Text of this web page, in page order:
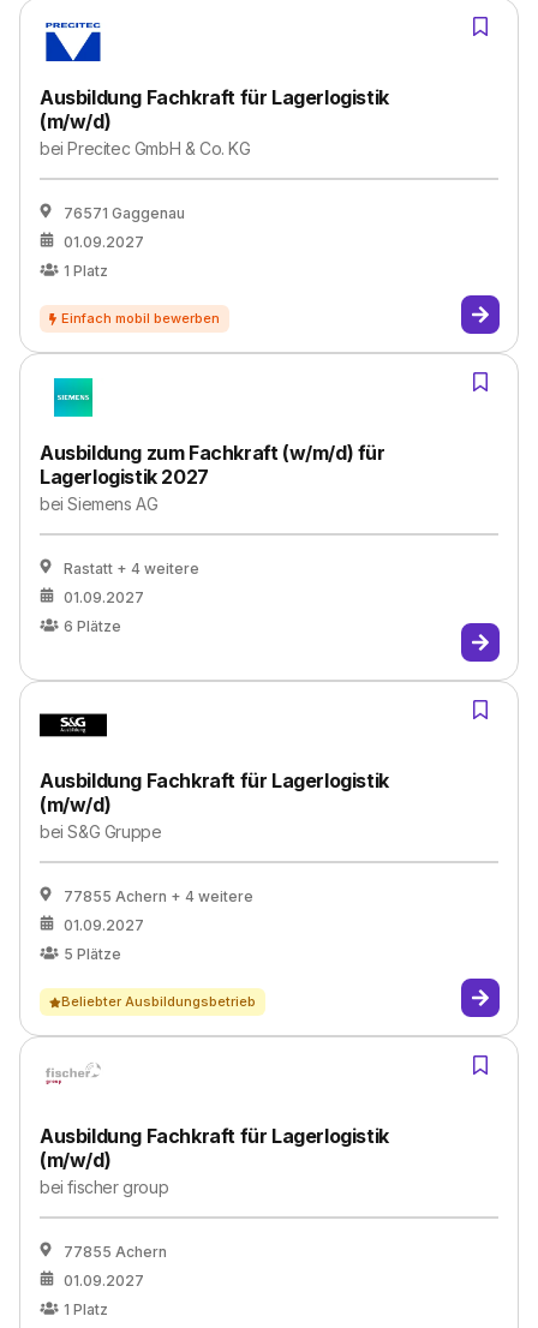
Ausbildung Fachkraft für Lagerlogistik
(m/w/d)
beiPrecitec GmbH & Co. KG
76571 Gaggenau
01.09.2027
1 Platz
Ausbildung zum Fachkraft (w/m/d) für
Lagerlogistik 2027
beiSiemens AG
Rastatt + 4 weitere
01.09.2027
6 Plätze
Ausbildung Fachkraft für Lagerlogistik
(m/w/d)
beiS&G Gruppe
77855 Achern + 4 weitere
01.09.2027
5 Plätze
Beliebter Ausbildungsbetrieb
Ausbildung Fachkraft für Lagerlogistik
(m/w/d)
beifischer group
77855 Achern
01.09.2027
1 Platz